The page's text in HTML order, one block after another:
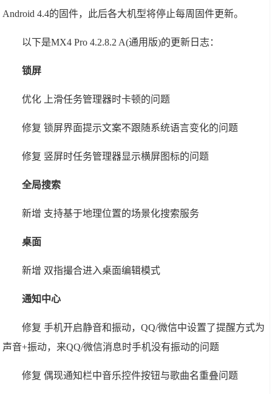
Android 4.4的固件，此后各大机型将停止每周固件更新。
以下是MX4 Pro 4.2.8.2 A(通用版)的更新日志：
锁屏
优化 上滑任务管理器时卡顿的问题
修复 锁屏界面提示文案不跟随系统语言变化的问题
修复 竖屏时任务管理器显示横屏图标的问题
全局搜索
新增 支持基于地理位置的场景化搜索服务
桌面
新增 双指撮合进入桌面编辑模式
通知中心
修复 手机开启静音和振动，QQ/微信中设置了提醒方式为
声音+振动，来QQ/微信消息时手机没有振动的问题
修复 偶现通知栏中音乐控件按钮与歌曲名重叠问题